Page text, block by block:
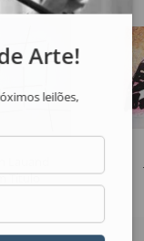
Título
Arte!
leilões,